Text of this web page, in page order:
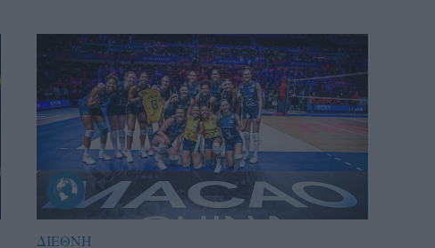
ΔΙΕΘΝΗ